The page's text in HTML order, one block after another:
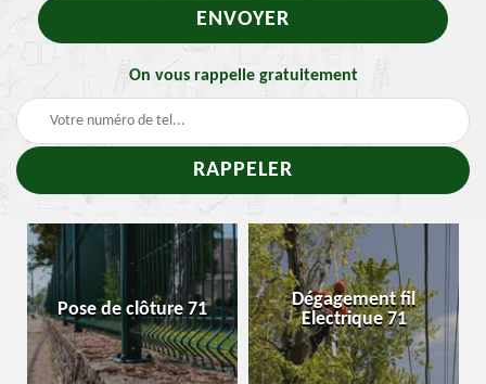
On vous rappelle gratuitement
Pose de clôture 71
Dégagement fil
Electrique 71